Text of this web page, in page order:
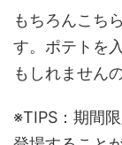
もちろんこち
す。ポテトを
もしれません
※TIPS：期間